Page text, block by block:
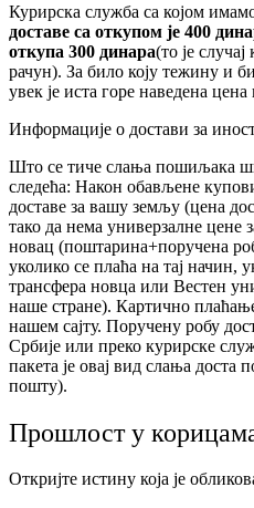
Курирска служба са којом
доставе са откупом је 400
откупа 300 динара(то је
рачун). За било коју тежину и
увек је иста горе наведена
Информације о достави за
Што се тиче слања пошиљака
следећа: Након обављене
доставе за вашу земљу (цена
тако да нема универзалне цене
новац (поштарина+поручена
уколико се плаћа на тај начин,
трансфера новца или Вестен
наше стране). Картично
нашем сајту. Поручену робу
Србије или преко курирске
пакета је овај вид слања доста
пошту).
Прошлост у
Откријте истину која је